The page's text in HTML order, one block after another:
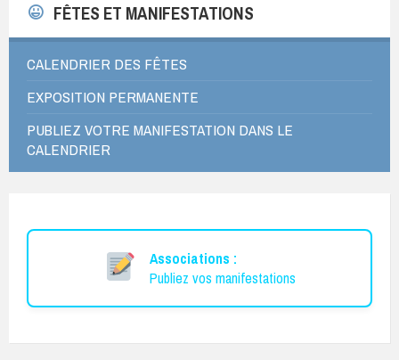
FÊTES ET MANIFESTATIONS
CALENDRIER DES FÊTES
EXPOSITION PERMANENTE
PUBLIEZ VOTRE MANIFESTATION DANS LE
CALENDRIER
Associations :
Publiez vos manifestations